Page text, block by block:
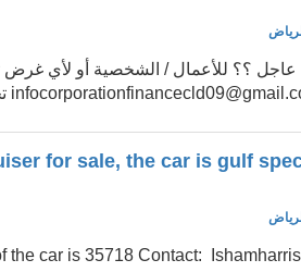
؟؟ للأعمال / الشخصية أو لأي غرض ثم
the car is 35718 Contact: